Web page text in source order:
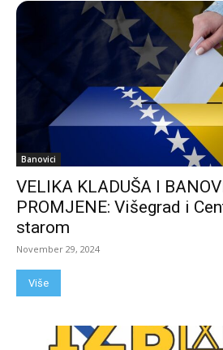
Banovici
VELIKA KLADUŠA I
PROMJENE: Višegrad i
starom
November 29, 2024
Više